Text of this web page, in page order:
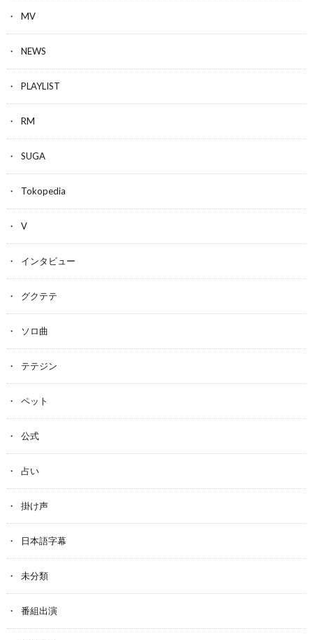
MV
NEWS
PLAYLIST
RM
SUGA
Tokopedia
V
インタビュー
グクテテ
ソロ曲
テテジン
ペット
公式
占い
掛け声
日本語字幕
未分類
番組出演